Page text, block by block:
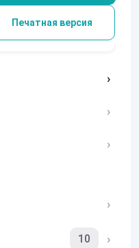
Печатная версия
10